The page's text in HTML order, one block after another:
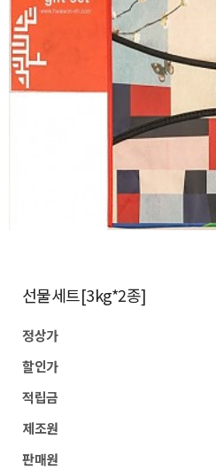
선물세트[3kg*2종]
정상가
할인가
적립금
제조원
판매원